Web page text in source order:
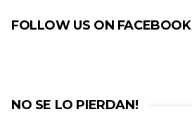
FOLLOW US ON FACEBOOK
NO SE LO PIERDAN!